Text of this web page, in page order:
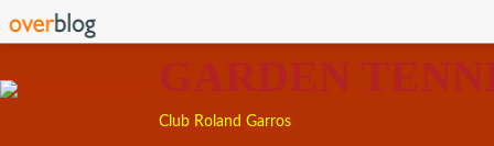
GARDEN
Club Roland Garros